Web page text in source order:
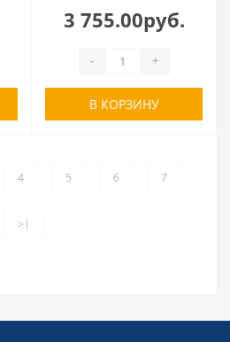
3 755.00руб.
- +
В КОРЗИНУ
4 5 6 7
>|